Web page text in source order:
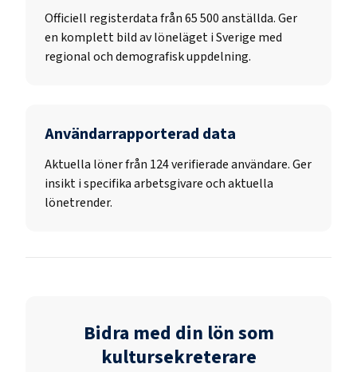
Officiell registerdata från65 500anställda. Ger
en komplett bild av löneläget i Sverige med
regional och demografisk uppdelning.
Användarrapporterad data
Aktuella löner från 124 verifierade användare. Ger
insikt i specifika arbetsgivare och aktuella
lönetrender.
Bidra med din lön som
kultursekreterare